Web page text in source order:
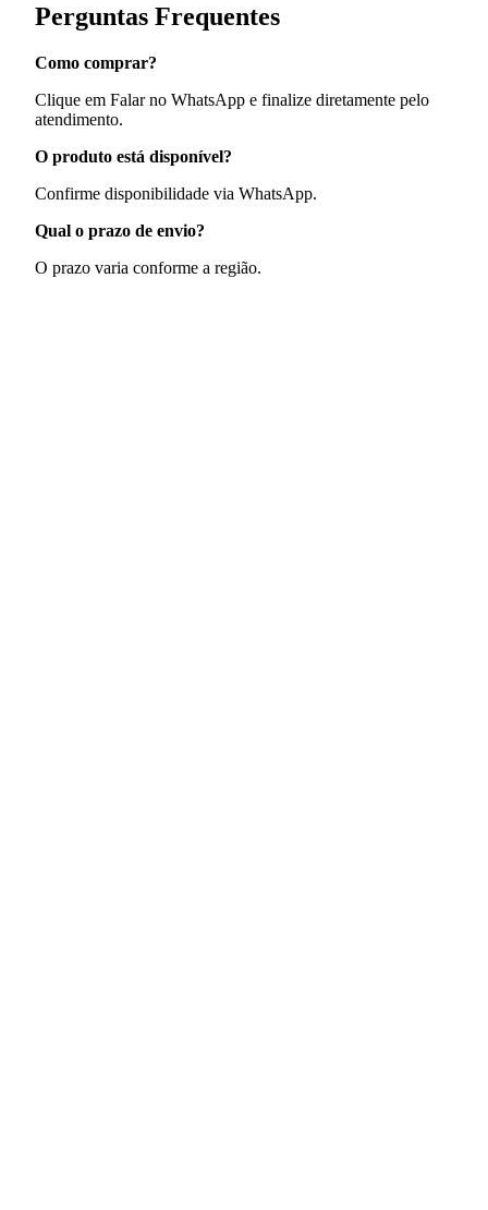
Perguntas Frequentes
Como comprar?
Clique em Falar no WhatsApp e finalize diretamente pelo
atendimento.
O produto está disponível?
Confirme disponibilidade via WhatsApp.
Qual o prazo de envio?
O prazo varia conforme a região.